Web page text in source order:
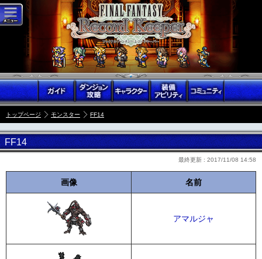
トップページ モンスター FF14
FF14
最終更新 : 2017/11/08 14:58
画像 名前
アマルジャ